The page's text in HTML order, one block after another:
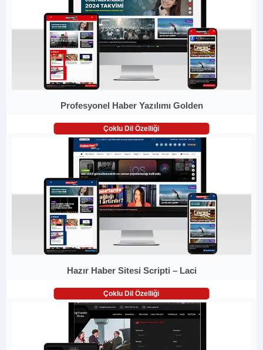
Profesyonel Haber Yazılımı Golden
Çoklu Dil Özelliği
Hazır Haber Sitesi Scripti – Laci
Çoklu Dil Özelliği